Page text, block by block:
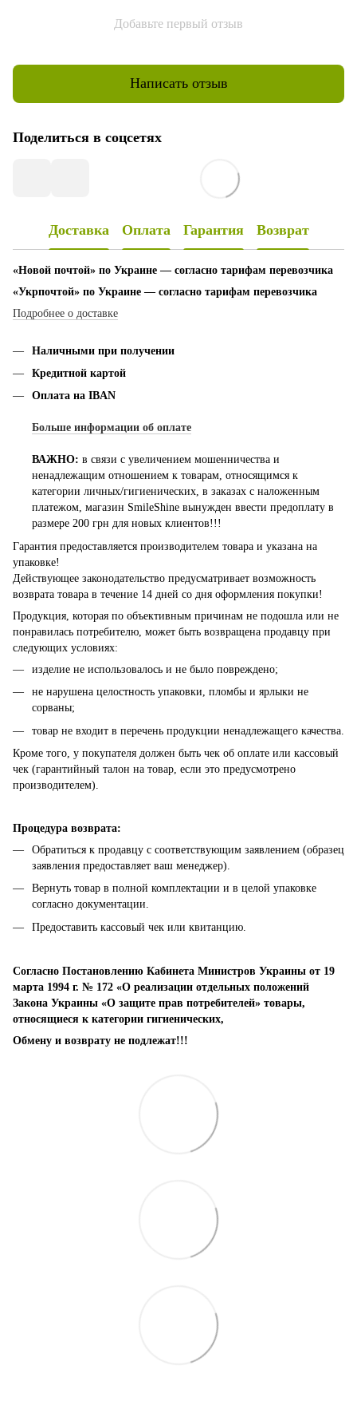
Добавьте первый отзыв
Написать отзыв
Поделиться в соцсетях
Доставка Оплата Гарантия Возврат
«Новой почтой» по Украине — согласно тарифам перевозчика
«Укрпочтой» по Украине — согласно тарифам перевозчика
Подробнее о доставке
Наличными при получении
Кредитной картой
Оплата на IBAN
Больше информации об оплате
ВАЖНО: в связи с увеличением мошенничества и
ненадлежащим отношением к товарам, относящимся к
категории личных/гигиенических, в заказах с наложенным
платежом, магазин SmileShine вынужден ввести предоплату в
размере 200 грн для новых клиентов!!!
Гарантия предоставляется производителем товара и указана на
упаковке!
Действующее законодательство предусматривает возможность
возврата товара в течение 14 дней со дня оформления покупки!
Продукция, которая по объективным причинам не подошла или не
понравилась потребителю, может быть возвращена продавцу при
следующих условиях:
изделие не использовалось и не было повреждено;
не нарушена целостность упаковки, пломбы и ярлыки не
сорваны;
товар не входит в перечень продукции ненадлежащего качества.
Кроме того, у покупателя должен быть чек об оплате или кассовый
чек (гарантийный талон на товар, если это предусмотрено
производителем).
Процедура возврата:
Обратиться к продавцу с соответствующим заявлением (образец
заявления предоставляет ваш менеджер).
Вернуть товар в полной комплектации и в целой упаковке
согласно документации.
Предоставить кассовый чек или квитанцию.
Согласно Постановлению Кабинета Министров Украины от 19
марта 1994 г. № 172 «О реализации отдельных положений
Закона Украины «О защите прав потребителей» товары,
относящиеся к категории гигиенических,
Обмену и возврату не подлежат!!!